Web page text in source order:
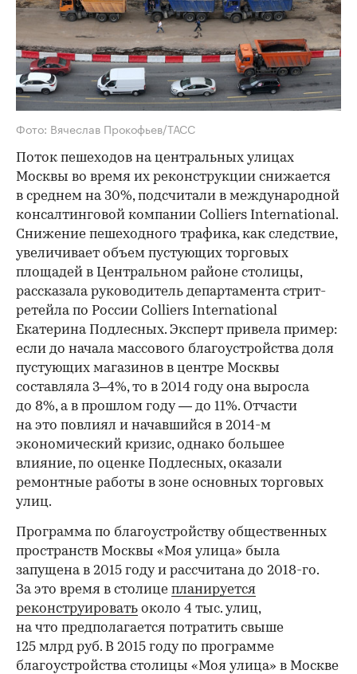
Фото: Вячеслав Прокофьев/ТАСС
Поток пешеходов на центральных улицах
Москвы во время их реконструкции снижается
в среднем на 30%, подсчитали в международной
консалтинговой компании Colliers International.
Снижение пешеходного трафика, как следствие,
увеличивает объем пустующих торговых
площадей в Центральном районе столицы,
рассказала руководитель департамента стрит-
ретейла по России Colliers International
Екатерина Подлесных. Эксперт привела пример:
если до начала массового благоустройства доля
пустующих магазинов в центре Москвы
составляла 3–4%, то в 2014 году она выросла
до 8%, а в прошлом году — до 11%. Отчасти
на это повлиял и начавшийся в 2014-м
экономический кризис, однако большее
влияние, по оценке Подлесных, оказали
ремонтные работы в зоне основных торговых
улиц.
Программа по благоустройству общественных
пространств Москвы «Моя улица» была
запущена в 2015 году и рассчитана до 2018-го.
За это время в столице планируется
реконструировать около 4 тыс. улиц,
на что предполагается потратить свыше
125 млрд руб. В 2015 году по программе
благоустройства столицы «Моя улица» в Москве